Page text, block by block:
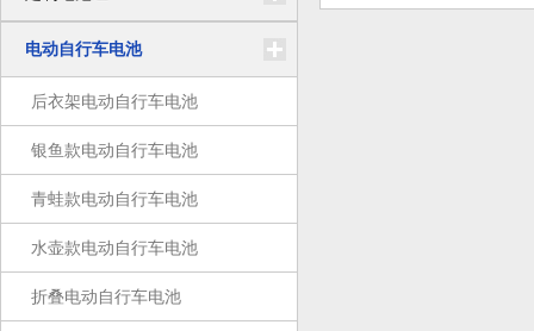
电动自行车电池
后衣架电动自行车电池
银鱼款电动自行车电池
青蛙款电动自行车电池
水壶款电动自行车电池
折叠电动自行车电池